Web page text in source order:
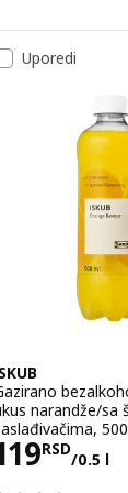
Uporedi
narandže/sa
RSD
/0.5 l